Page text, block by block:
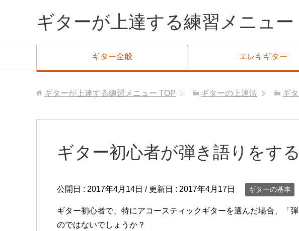
ギターが上達する練習メニュー
ギター全般 エレキギター
ギターが上達する練習メニュー TOP ギターの上達法 ギ
ギター初心者が弾き語りをす
公開日 : 2017年4月14日 / 更新日 : 2017年4月17日 ギターの基本
ギター初心者で、特にアコースティックギターを選んだ場合、「
のではないでしょうか？